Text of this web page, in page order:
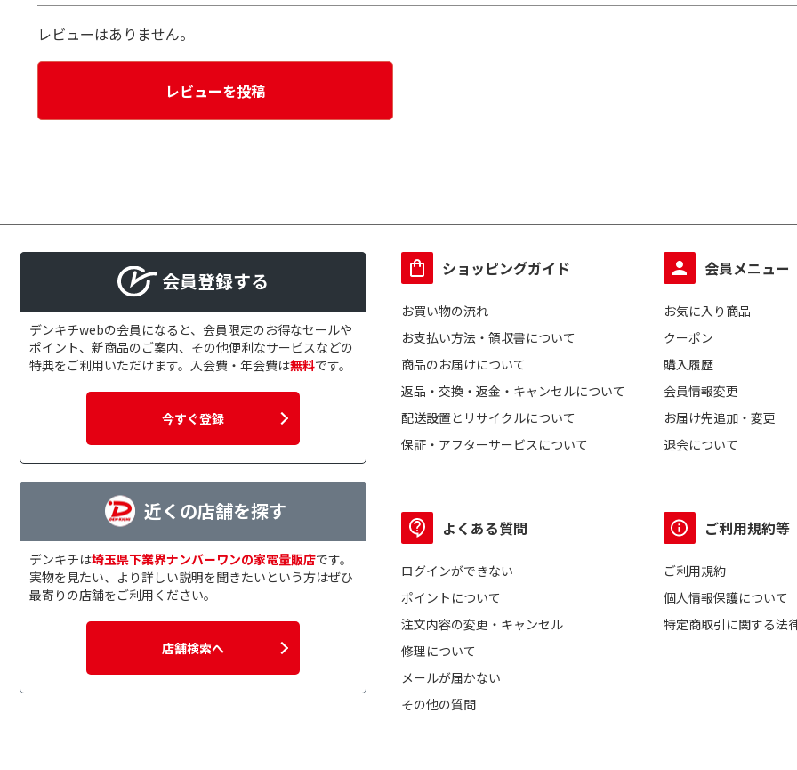
レビューはありません。
レビューを投稿
会員登録する
デンキチwebの会員になると、会員限定のお得なセールや
ポイント、新商品のご案内、その他便利なサービスなどの
特典をご利用いただけます。入会費・年会費は無料です。
今すぐ登録
近くの店舗を探す
デンキチは埼玉県下業界ナンバーワンの家電量販店です。
実物を見たい、より詳しい説明を聞きたいという方はぜひ
最寄りの店舗をご利用ください。
店舗検索へ
ショッピングガイド
お買い物の流れ
お支払い方法・領収書について
商品のお届けについて
返品・交換・返金・キャンセルについて
配送設置とリサイクルについて
保証・アフターサービスについて
会員メニュー
お気に入り商品
クーポン
購入履歴
会員情報変更
お届け先追加・変更
退会について
よくある質問
ログインができない
ポイントについて
注文内容の変更・キャンセル
修理について
メールが届かない
その他の質問
ご利用規約等
ご利用規約
個人情報保護について
特定商取引に関する法